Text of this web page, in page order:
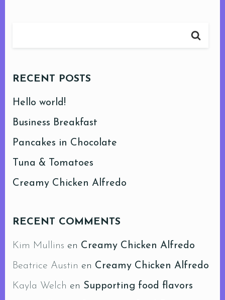
RECENT POSTS
Hello world!
Business Breakfast
Pancakes in Chocolate
Tuna & Tomatoes
Creamy Chicken Alfredo
RECENT COMMENTS
Kim Mullins en Creamy Chicken Alfredo
Beatrice Austin en Creamy Chicken Alfredo
Kayla Welch en Supporting food flavors